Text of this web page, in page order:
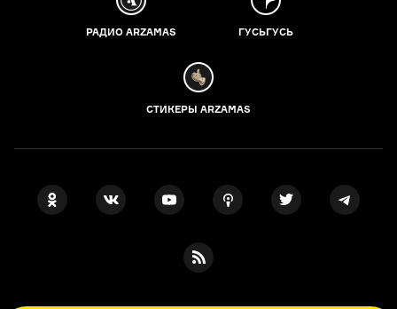
РАДИО ARZAMAS ГУСЬГУСЬ
СТИКЕРЫ ARZAMAS